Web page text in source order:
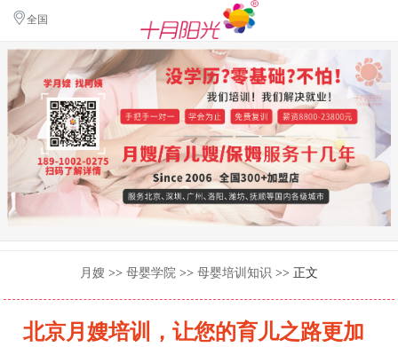
全国
月嫂 >> 母婴学院 >> 母婴培训知识 >> 正文
北京月嫂培训，让您的育儿之路更加